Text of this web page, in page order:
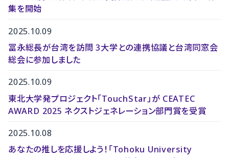
集を開始
2025.10.09
冨永総長が台湾を訪問 3大学との連携協議と台湾同窓会
総会に参加しました
2025.10.09
東北大学発プロジェクト「TouchStar」が CEATEC
AWARD 2025 ネクストジェネレーション部門賞を受賞
2025.10.08
あなたの推しを応援しよう！「Tohoku University